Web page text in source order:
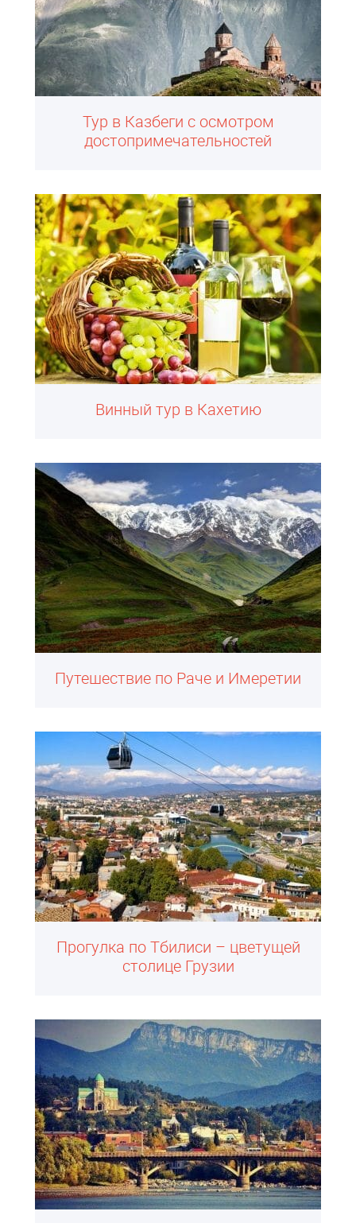
Тур в Казбеги с осмотром
достопримечательностей
Винный тур в Кахетию
Путешествие по Раче и Имеретии
Прогулка по Тбилиси – цветущей
столице Грузии